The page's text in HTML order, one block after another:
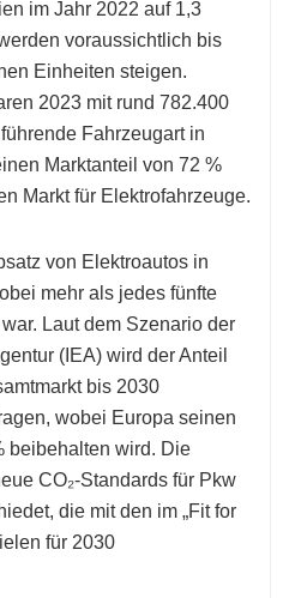
im Jahr 2022 auf 1,3
voraussichtlich bis
Einheiten steigen.
2023 mit rund 782.400
Fahrzeugart in
Marktanteil von 72 %
Markt für Elektrofahrzeuge.
von Elektroautos in
mehr als jedes fünfte
Laut dem Szenario der
(IEA) wird der Anteil
bis 2030
wobei Europa seinen
beibehalten wird. Die
CO₂-Standards für Pkw
die mit den im „Fit for
für 2030